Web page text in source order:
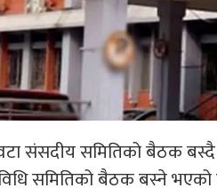
संसदीय समितिको बैठक
समितिको बैठक बस्ने भएको